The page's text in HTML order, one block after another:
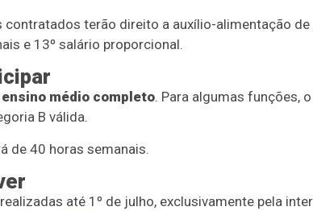
contratados terão direito a auxílio-alimentação
e 13º salário proporcional.
ensino médio completo. Para algumas funções,
B válida.
de 40 horas semanais.
até 1º de julho, exclusivamente pela